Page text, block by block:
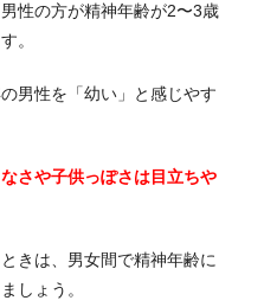
性の方が精神年齢が2〜3歳
。
男性を「幼い」と感じやす
さや子供っぽさは目立ちや
きは、男女間で精神年齢に
しょう。